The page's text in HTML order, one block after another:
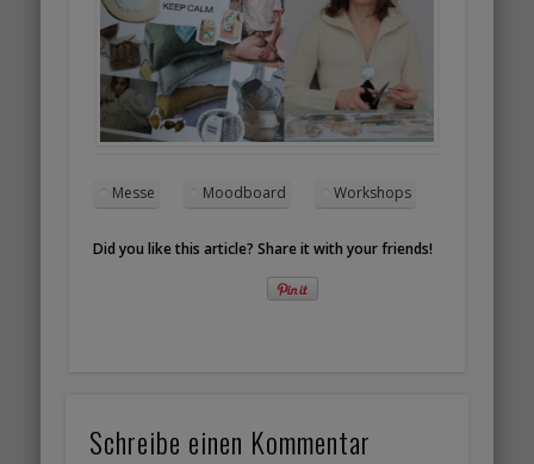
Messe Moodboard Workshops
Did you like this article? Share it with your friends!
Schreibe einen Kommentar